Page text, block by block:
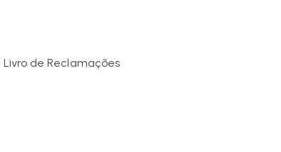
Livro de Reclamações